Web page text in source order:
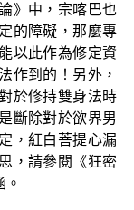
》中，宗喀巴也
的障礙，那麼專
以此作為修定資
作到的！另外，
於修持雙身法時
斷除對於欲界男
，紅白菩提心漏
，請參閱《狂密